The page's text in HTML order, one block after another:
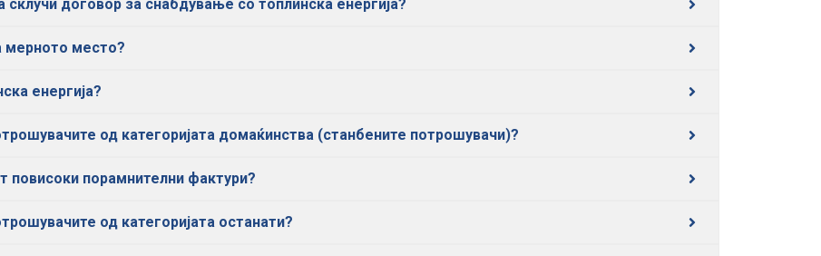
договор за снабдување со топлинска енергија?
мерното место?
енергија?
од категоријата домаќинства (станбените потрошувачи)?
порамнителни фактури?
од категоријата останати?